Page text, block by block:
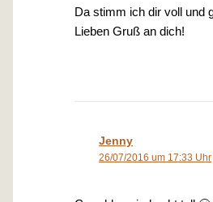
Da stimm ich dir voll und
Lieben Gruß an dich!
Jenny
26/07/2016 um 17:33 Uhr